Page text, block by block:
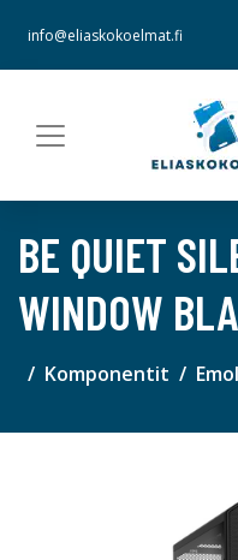
info@eliaskokoelmat.fi
BE QUIET
WINDOW
Komponentit